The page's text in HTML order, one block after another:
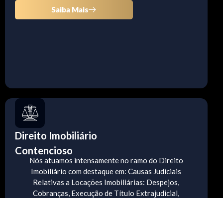
Saiba Mais
Direito Imobiliário
Contencioso
Nós atuamos intensamente no ramo do Direito
Imobiliário com destaque em: Causas Judiciais
Relativas a Locações Imobiliárias: Despejos,
Cobranças, Execução de Título Extrajudicial,